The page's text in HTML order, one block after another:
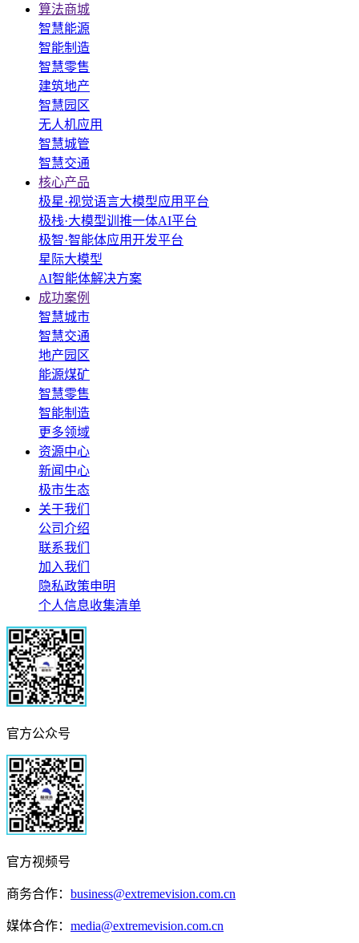
算法商城
智慧能源
智能制造
智慧零售
建筑地产
智慧园区
无人机应用
智慧城管
智慧交通
核心产品
极星·视觉语言大模型应用平台
极栈·大模型训推一体AI平台
极智·智能体应用开发平台
星际大模型
AI智能体解决方案
成功案例
智慧城市
智慧交通
地产园区
能源煤矿
智慧零售
智能制造
更多领域
资源中心
新闻中心
极市生态
关于我们
公司介绍
联系我们
加入我们
隐私政策申明
个人信息收集清单
官方公众号
官方视频号
商务合作： business@extremevision.com.cn
媒体合作： media@extremevision.com.cn